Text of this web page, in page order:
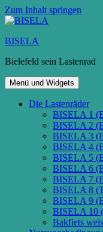
Zum Inhalt springen
BISELA
Bielefeld sein Lastenrad
Menü und Widgets
Die Lastenräder
BISELA 1
BISELA 2
BISELA 3
BISELA 4
BISELA 5
BISELA 6
BISELA 7
BISELA 8
BISELA 9
BISELA 10
Bakfiets